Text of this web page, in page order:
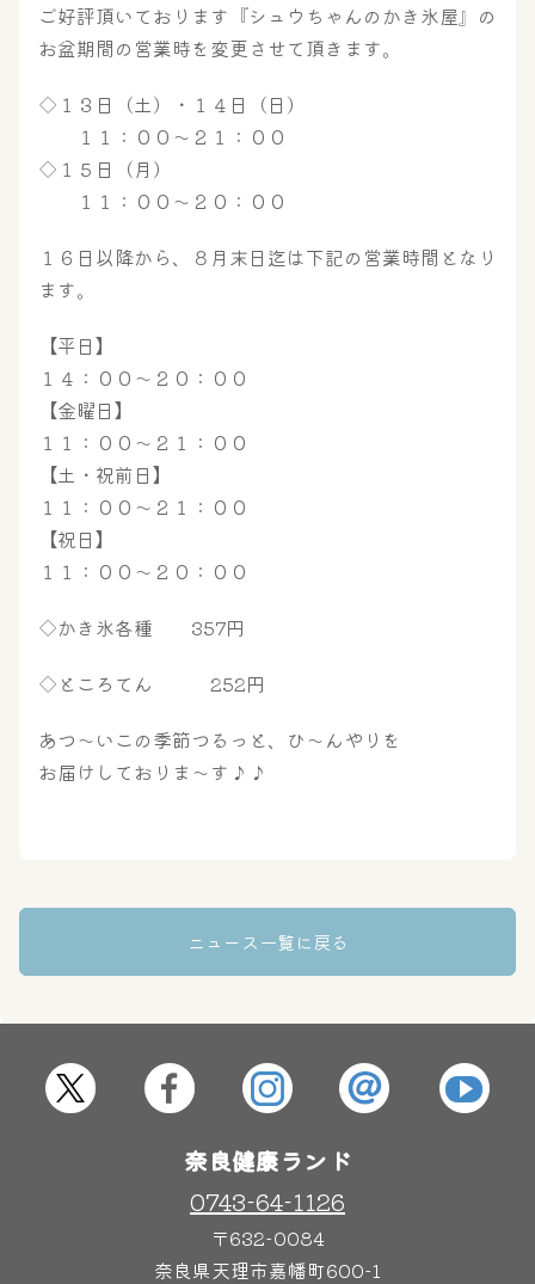
大浴場
屋内レジャープール
奈良わんぱくランド
ご好評頂いております『シュウちゃんのかき氷屋』の
お盆期間の営業時を変更させて頂きます。
◇１３日（土）・１４日（日）
１１：００～２１：００
◇１５日（月）
１１：００～２０：００
１６日以降から、８月末日迄は下記の営業時間となり
ます。
【平日】
１４：００～２０：００
【金曜日】
１１：００～２１：００
【土・祝前日】
１１：００～２１：００
【祝日】
１１：００～２０：００
◇かき氷各種 357円
◇ところてん 252円
あつ～いこの季節つるっと、ひ～んやりを
お届けしておりま～す♪♪
ニュース一覧に戻る
奈良健康ランド
0743-64-1126
〒632-0084
奈良県天理市嘉幡町600-1